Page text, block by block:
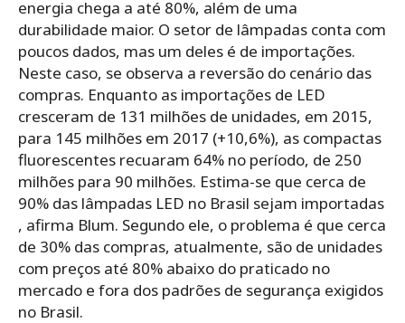
energia chega a até 80%, além de uma
durabilidade maior. O setor de lâmpadas conta com
poucos dados, mas um deles é de importações.
Neste caso, se observa a reversão do cenário das
compras. Enquanto as importações de LED
cresceram de 131 milhões de unidades, em 2015,
para 145 milhões em 2017 (+10,6%), as compactas
fluorescentes recuaram 64% no período, de 250
milhões para 90 milhões. Estima-se que cerca de
90% das lâmpadas LED no Brasil sejam importadas
, afirma Blum. Segundo ele, o problema é que cerca
de 30% das compras, atualmente, são de unidades
com preços até 80% abaixo do praticado no
mercado e fora dos padrões de segurança exigidos
no Brasil.